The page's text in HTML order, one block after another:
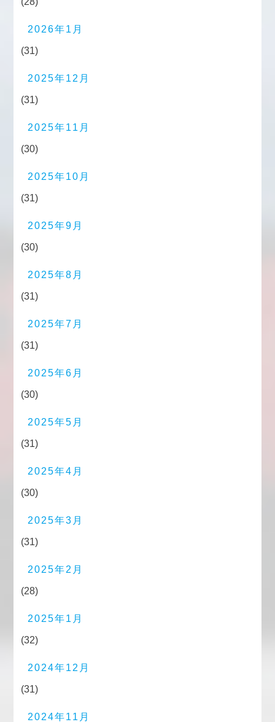
2026年1月
(31)
2025年12月
(31)
2025年11月
(30)
2025年10月
(31)
2025年9月
(30)
2025年8月
(31)
2025年7月
(31)
2025年6月
(30)
2025年5月
(31)
2025年4月
(30)
2025年3月
(31)
2025年2月
(28)
2025年1月
(32)
2024年12月
(31)
2024年11月